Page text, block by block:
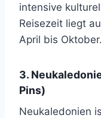
intensive
Reisezeit liegt
April bis Oktober.
3.
Pins)
Neukaledonien